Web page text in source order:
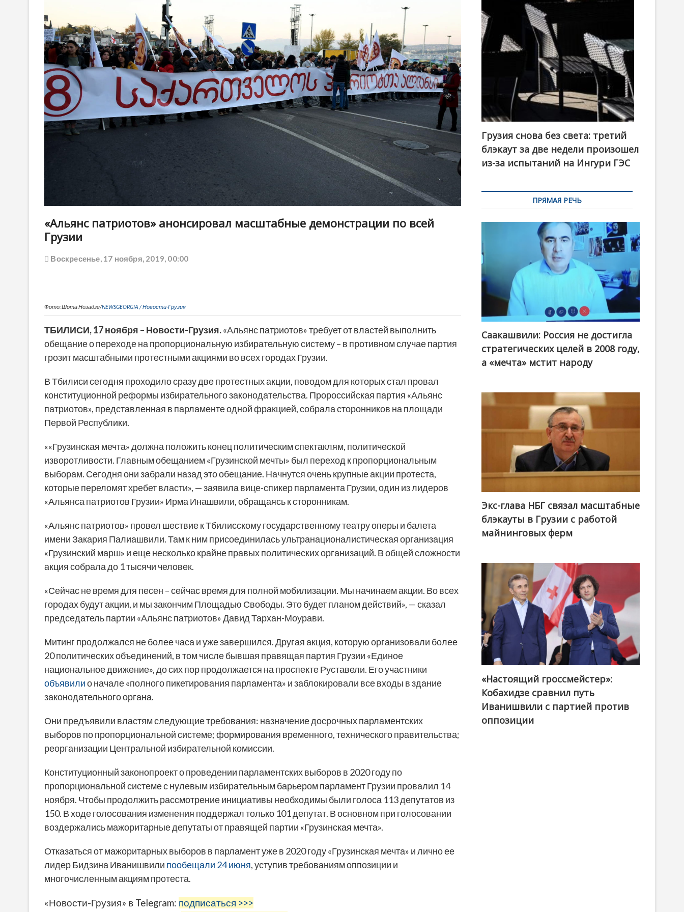
«Альянс патриотов» анонсировал масштабные демонстрации по всей
Грузии
Воскресенье, 17 ноября, 2019, 00:00
Фото: Шота Нозадзе/NEWSGEORGIA / Новости-Грузия
ТБИЛИСИ, 17 ноября – Новости-Грузия.«Альянс патриотов» требует от властей выполнить
обещание о переходе на пропорциональную избирательную систему – в противном случае партия
грозит масштабными протестными акциями во всех городах Грузии.
В Тбилиси сегодня проходило сразу две протестных акции, поводом для которых стал провал
конституционной реформы избирательного законодательства. Пророссийская партия «Альянс
патриотов», представленная в парламенте одной фракцией, собрала сторонников на площади
Первой Республики.
««Грузинская мечта» должна положить конец политическим спектаклям, политической
изворотливости. Главным обещанием «Грузинской мечты» был переход к пропорциональным
выборам. Сегодня они забрали назад это обещание. Начнутся очень крупные акции протеста,
которые переломят хребет власти», — заявила вице-спикер парламента Грузии, один из лидеров
«Альянса патриотов Грузии» Ирма Инашвили, обращаясь к сторонникам.
«Альянс патриотов» провел шествие к Тбилисскому государственному театру оперы и балета
имени Закария Палиашвили. Там к ним присоединилась ультранационалистическая организация
«Грузинский марш» и еще несколько крайне правых политических организаций. В общей сложности
акция собрала до 1 тысячи человек.
«Сейчас не время для песен – сейчас время для полной мобилизации. Мы начинаем акции. Во всех
городах будут акции, и мы закончим Площадью Свободы. Это будет планом действий», — сказал
председатель партии «Альянс патриотов» Давид Тархан-Моурави.
Митинг продолжался не более часа и уже завершился. Другая акция, которую организовали более
20 политических объединений, в том числе бывшая правящая партия Грузии «Единое
национальное движение», до сих пор продолжается на проспекте Руставели. Его участники
объявилио начале «полного пикетирования парламента» и заблокировали все входы в здание
законодательного органа.
Они предъявили властям следующие требования: назначение досрочных парламентских
выборов по пропорциональной системе; формирования временного, технического правительства;
реорганизации Центральной избирательной комиссии.
Конституционный законопроект о проведении парламентских выборов в 2020 году по
пропорциональной системе с нулевым избирательным барьером парламент Грузии провалил 14
ноября. Чтобы продолжить рассмотрение инициативы необходимы были голоса 113 депутатов из
150. В ходе голосования изменения поддержал только 101 депутат. В основном при голосовании
воздержались мажоритарные депутаты от правящей партии «Грузинская мечта».
Отказаться от мажоритарных выборов в парламент уже в 2020 году «Грузинская мечта» и лично ее
лидер Бидзина Иванишвили пообещали 24 июня, уступив требованиям оппозиции и
многочисленным акциям протеста.
«Новости-Грузия» в Telegram: подписаться >>>
Грузия снова без света: третий
блэкаут за две недели произошел
из-за испытаний на Ингури ГЭС
ПРЯМАЯ РЕЧЬ
Саакашвили: Россия не достигла
стратегических целей в 2008 году,
а «мечта» мстит народу
Экс-глава НБГ связал масштабные
блэкауты в Грузии с работой
майнинговых ферм
@ქართული ოცნება / Georgian Dream
«Настоящий гроссмейстер»:
Кобахидзе сравнил путь
Иванишвили с партией против
оппозиции